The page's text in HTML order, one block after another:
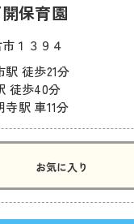
保育園
１３９４
駅 徒歩21分
徒歩40分
駅 車11分
お気に入り